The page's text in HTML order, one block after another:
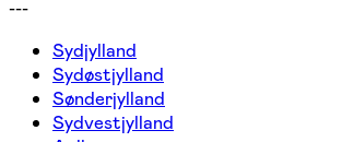
---
Sydjylland
Sydøstjylland
Sønderjylland
Sydvestjylland